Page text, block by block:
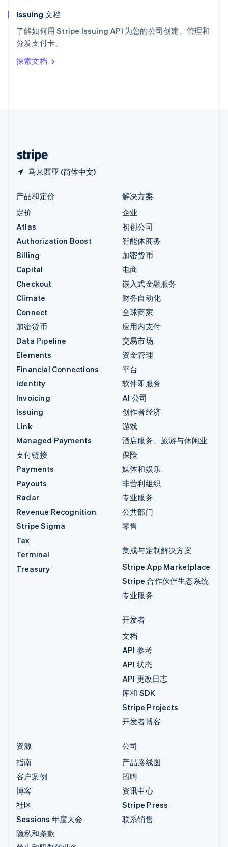
Issuing 文档
了解如何用 Stripe Issuing API 为您的公司创建、管理和
分发支付卡。
探索文档
马来西亚 (简体中文)
匈牙利
意大利
ItalianoEnglish
印度
English
产品和定价
定价
Atlas
Authorization Boost
Billing
Capital
Checkout
Climate
Connect
加密货币
Data Pipeline
Elements
Financial Connections
Identity
Invoicing
Issuing
Link
Managed Payments
支付链接
Payments
Payouts
Radar
Revenue Recognition
Stripe Sigma
Tax
Terminal
Treasury
解决方案
企业
初创公司
智能体商务
加密货币
电商
嵌入式金融服务
财务自动化
全球商家
应用内支付
交易市场
资金管理
平台
软件即服务
AI 公司
创作者经济
游戏
酒店服务、旅游与休闲业
保险
媒体和娱乐
非营利组织
专业服务
公共部门
零售
集成与定制解决方案
Stripe App Marketplace
Stripe 合作伙伴生态系统
专业服务
开发者
文档
API 参考
API 状态
API 更改日志
库和 SDK
Stripe Projects
开发者博客
资源
指南
客户案例
博客
社区
Sessions 年度大会
隐私和条款
公司
产品路线图
招聘
资讯中心
Stripe Press
联系销售